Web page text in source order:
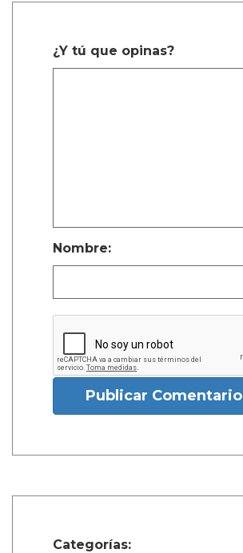
¿Y tú que opinas?
Nombre:
Publicar Comentario
Categorías: